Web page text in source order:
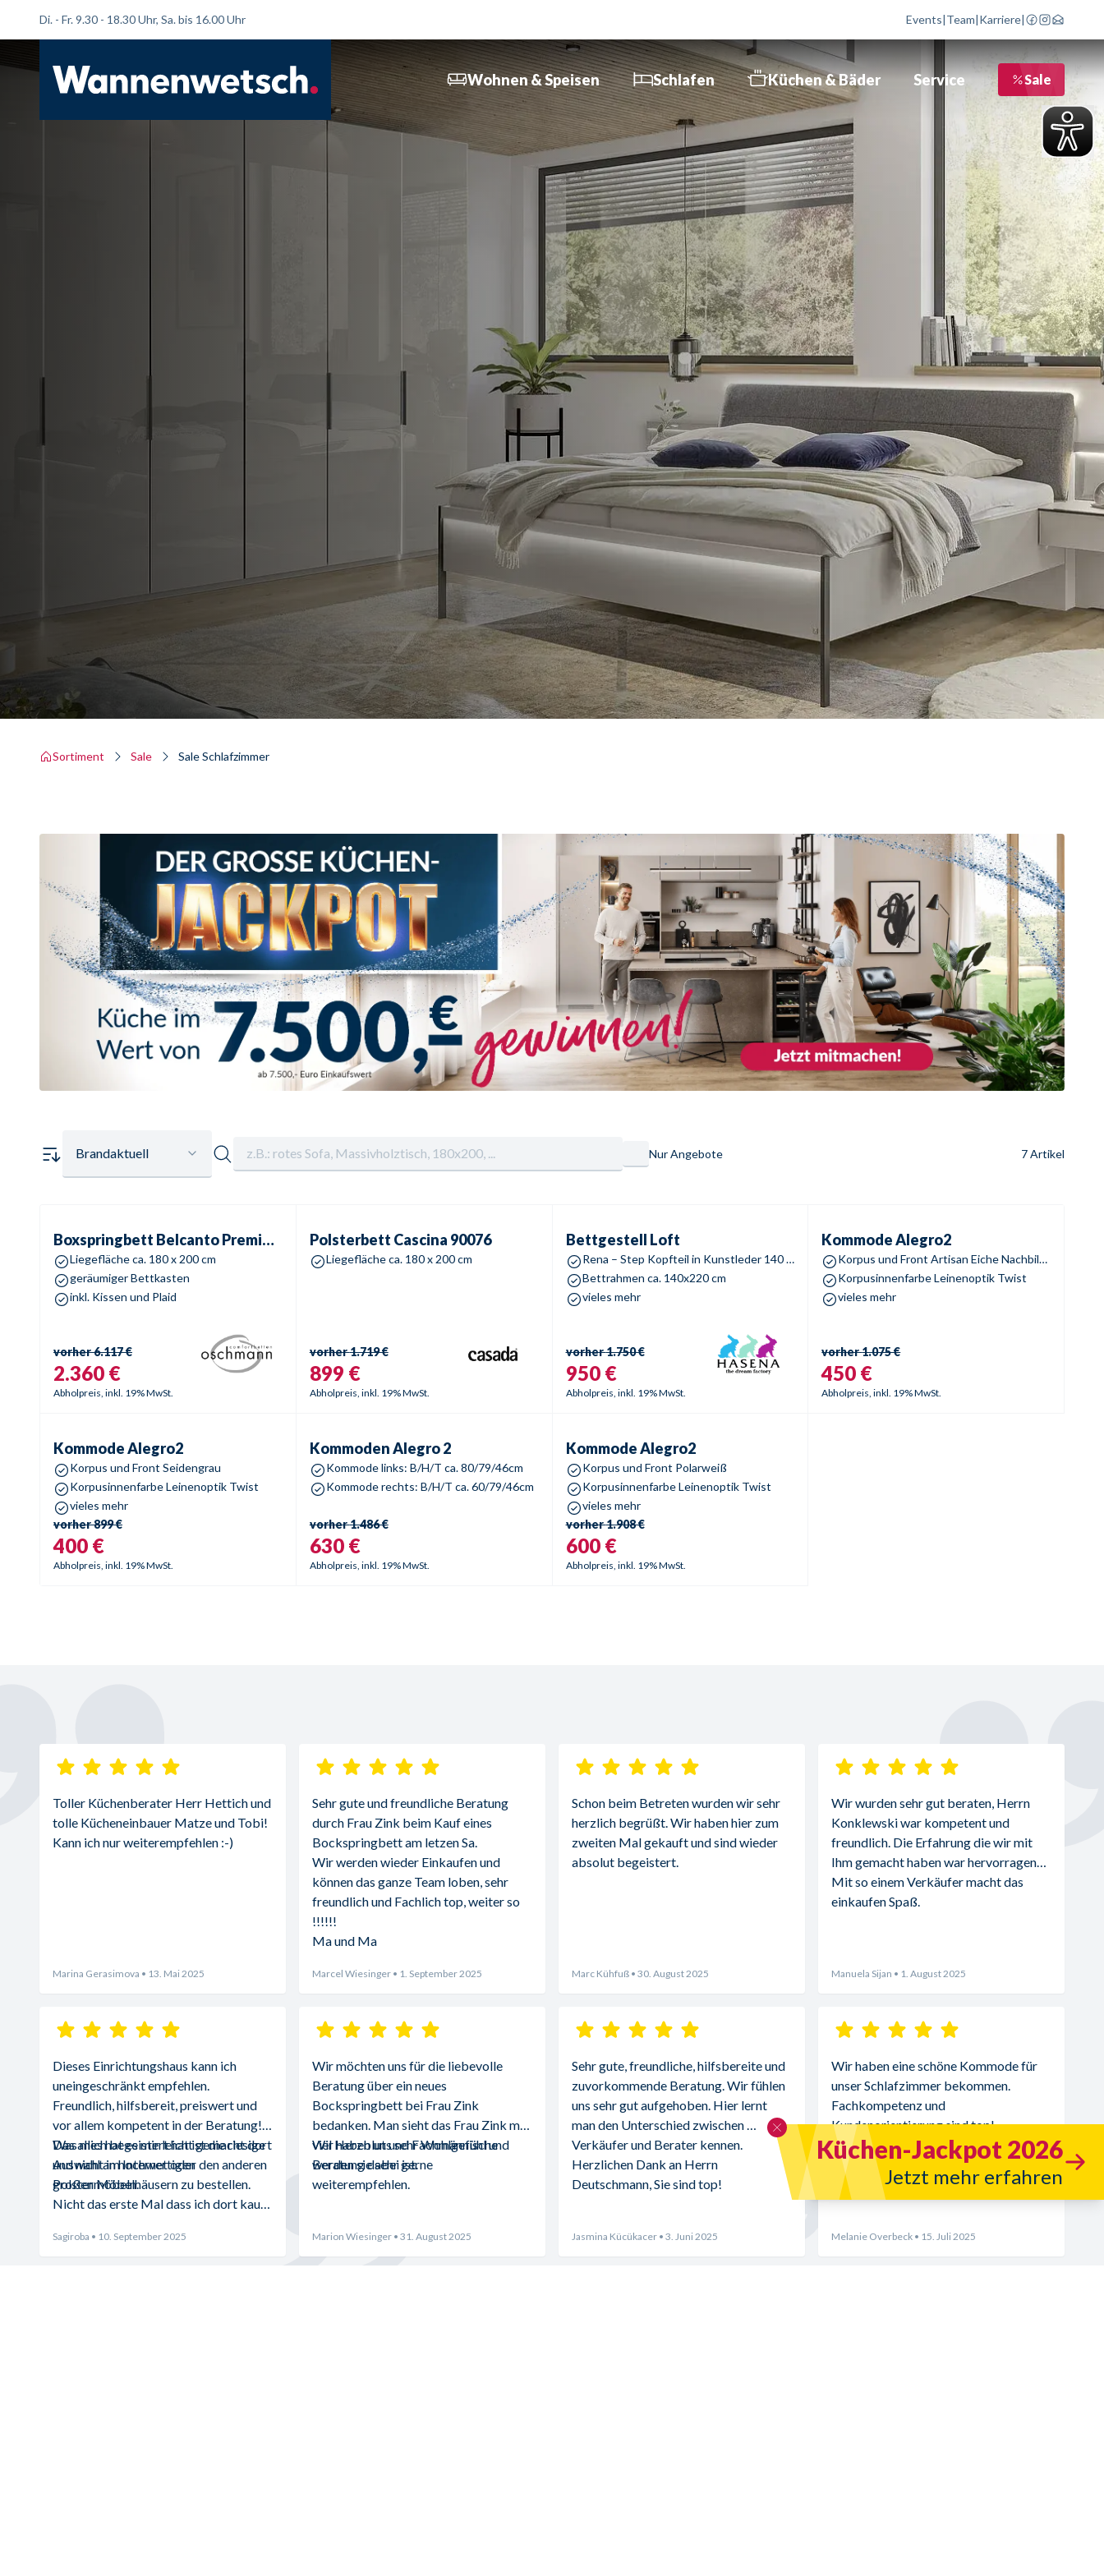
Di. - Fr. 9.30 - 18.30 Uhr, Sa. bis 16.00 Uhr Events|Team|Karriere|
Wohnen & Speisen
In nur 3 Minuten zum
Traumsofa
Couch- & Beistelltische
Garderoben
Schlafen
In 3 Minuten zum Traumbett
Schlafzimmer
Schranksysteme
Boxspringbetten /
Polsterbetten
Funktionssofas
Matratzen / Lattenrost
Möbel
Informationsbroschüre
Küchen & Bäder
6 Schritte zur Traumküche
Küchen
Küchen
Informationsbroschüre
Bäder
Möbelhaus Göppingen
Möbelhaus Geislingen
Möbelhaus Schwäbisch
Gmünd
Büroküche
Service
Liefertermin bestätigen
Service im Überblick
Beratungstermin
Kostenloser Newsletter
Bewertungen
Kontakt
Objektausstattung
Sale
Sortiment Sale Sale Schlafzimmer
Brandaktuell Nur Angebote 7 Artikel
Sale % -62%
Boxspringbett Belcanto Premium | Belle
Liegefläche ca. 180 x 200 cm
geräumiger Bettkasten
inkl. Kissen und Plaid
vorher6.117 €
2.360 €
Abholpreis, inkl. 19% MwSt.
Sale %
Polsterbett Cascina 90076
Liegefläche ca. 180 x 200 cm
vorher1.719 €
899 €
Abholpreis, inkl. 19% MwSt.
Bettgestell Loft
Rena – Step Kopfteil in Kunstleder 140 Carbon Casual
Bettrahmen ca. 140x220 cm
vieles mehr
vorher1.750 €
950 €
Abholpreis, inkl. 19% MwSt.
KommodeAlegro2
Korpus und Front Artisan Eiche Nachbildung
Korpusinnenfarbe Leinenoptik Twist
vieles mehr
vorher1.075 €
450 €
Abholpreis, inkl. 19% MwSt.
KommodeAlegro2
Korpus und Front Seidengrau
Korpusinnenfarbe Leinenoptik Twist
vieles mehr
vorher899 €
400 €
Abholpreis, inkl. 19% MwSt.
Sale %
KommodenAlegro 2
Kommode links: B/H/T ca. 80/79/46cm
Kommode rechts: B/H/T ca. 60/79/46cm
vorher1.486 €
630 €
Abholpreis, inkl. 19% MwSt.
KommodeAlegro2
Korpus und Front Polarweiß
Korpusinnenfarbe Leinenoptik Twist
vieles mehr
vorher1.908 €
600 €
Abholpreis, inkl. 19% MwSt.
Küchen-Jackpot 2026
Jetzt mehr erfahren
Toller Küchenberater Herr Hettich und
tolle Kücheneinbauer Matze und Tobi!
Kann ich nur weiterempfehlen :-)
Marina Gerasimova • 13. Mai 2025
Dieses Einrichtungshaus kann ich
uneingeschränkt empfehlen.
Freundlich, hilfsbereit, preiswert und
vor allem kompetent in der Beratung!
Was mich begeistert hat ist die riesige
Auswahl an hochwertigen
Polstermöbeln.
Das alles hat es mir leicht gemacht dort
und nicht im Internet oder den anderen
großen Möbelhäusern zu bestellen.
Nicht das erste Mal dass ich dort kaufe
Sagiroba • 10. September 2025
Sehr gute und freundliche Beratung
durch Frau Zink beim Kauf eines
Bockspringbett am letzen Sa.
Wir werden wieder Einkaufen und
können das ganze Team loben, sehr
freundlich und Fachlich top, weiter so
!!!!!!
Ma und Ma
Marcel Wiesinger • 1. September 2025
Wir möchten uns für die liebevolle
Beratung über ein neues
Bockspringbett bei Frau Zink
bedanken. Man sieht das Frau Zink mit
viel Herzblut und Fachmännische
Beratung dabei ist.
Wir haben uns sehr Wohlgefühl und
werden sie sehr gerne
weiterempfehlen.
Marion Wiesinger • 31. August 2025
Schon beim Betreten wurden wir sehr
herzlich begrüßt. Wir haben hier zum
zweiten Mal gekauft und sind wieder
absolut begeistert.
Marc Kühfuß • 30. August 2025
Sehr gute, freundliche, hilfsbereite und
zuvorkommende Beratung. Wir fühlen
uns sehr gut aufgehoben. Hier lernt
man den Unterschied zwischen
Verkäufer und Berater kennen.
Herzlichen Dank an Herrn
Deutschmann, Sie sind top!
Jasmina Kücükacer • 3. Juni 2025
Wir wurden sehr gut beraten, Herrn
Konklewski war kompetent und
freundlich. Die Erfahrung die wir mit
Ihm gemacht haben war hervorragend.
Mit so einem Verkäufer macht das
einkaufen Spaß.
Manuela Sijan • 1. August 2025
Wir haben eine schöne Kommode für
unser Schlafzimmer bekommen.
Fachkompetenz und
Kundenorientierung sind top!
Melanie Overbeck • 15. Juli 2025